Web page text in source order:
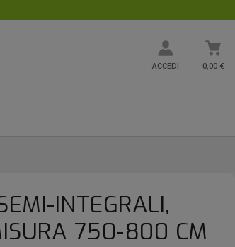
ACCEDI 0,00 €
INTEGRALI,
750-800 CM